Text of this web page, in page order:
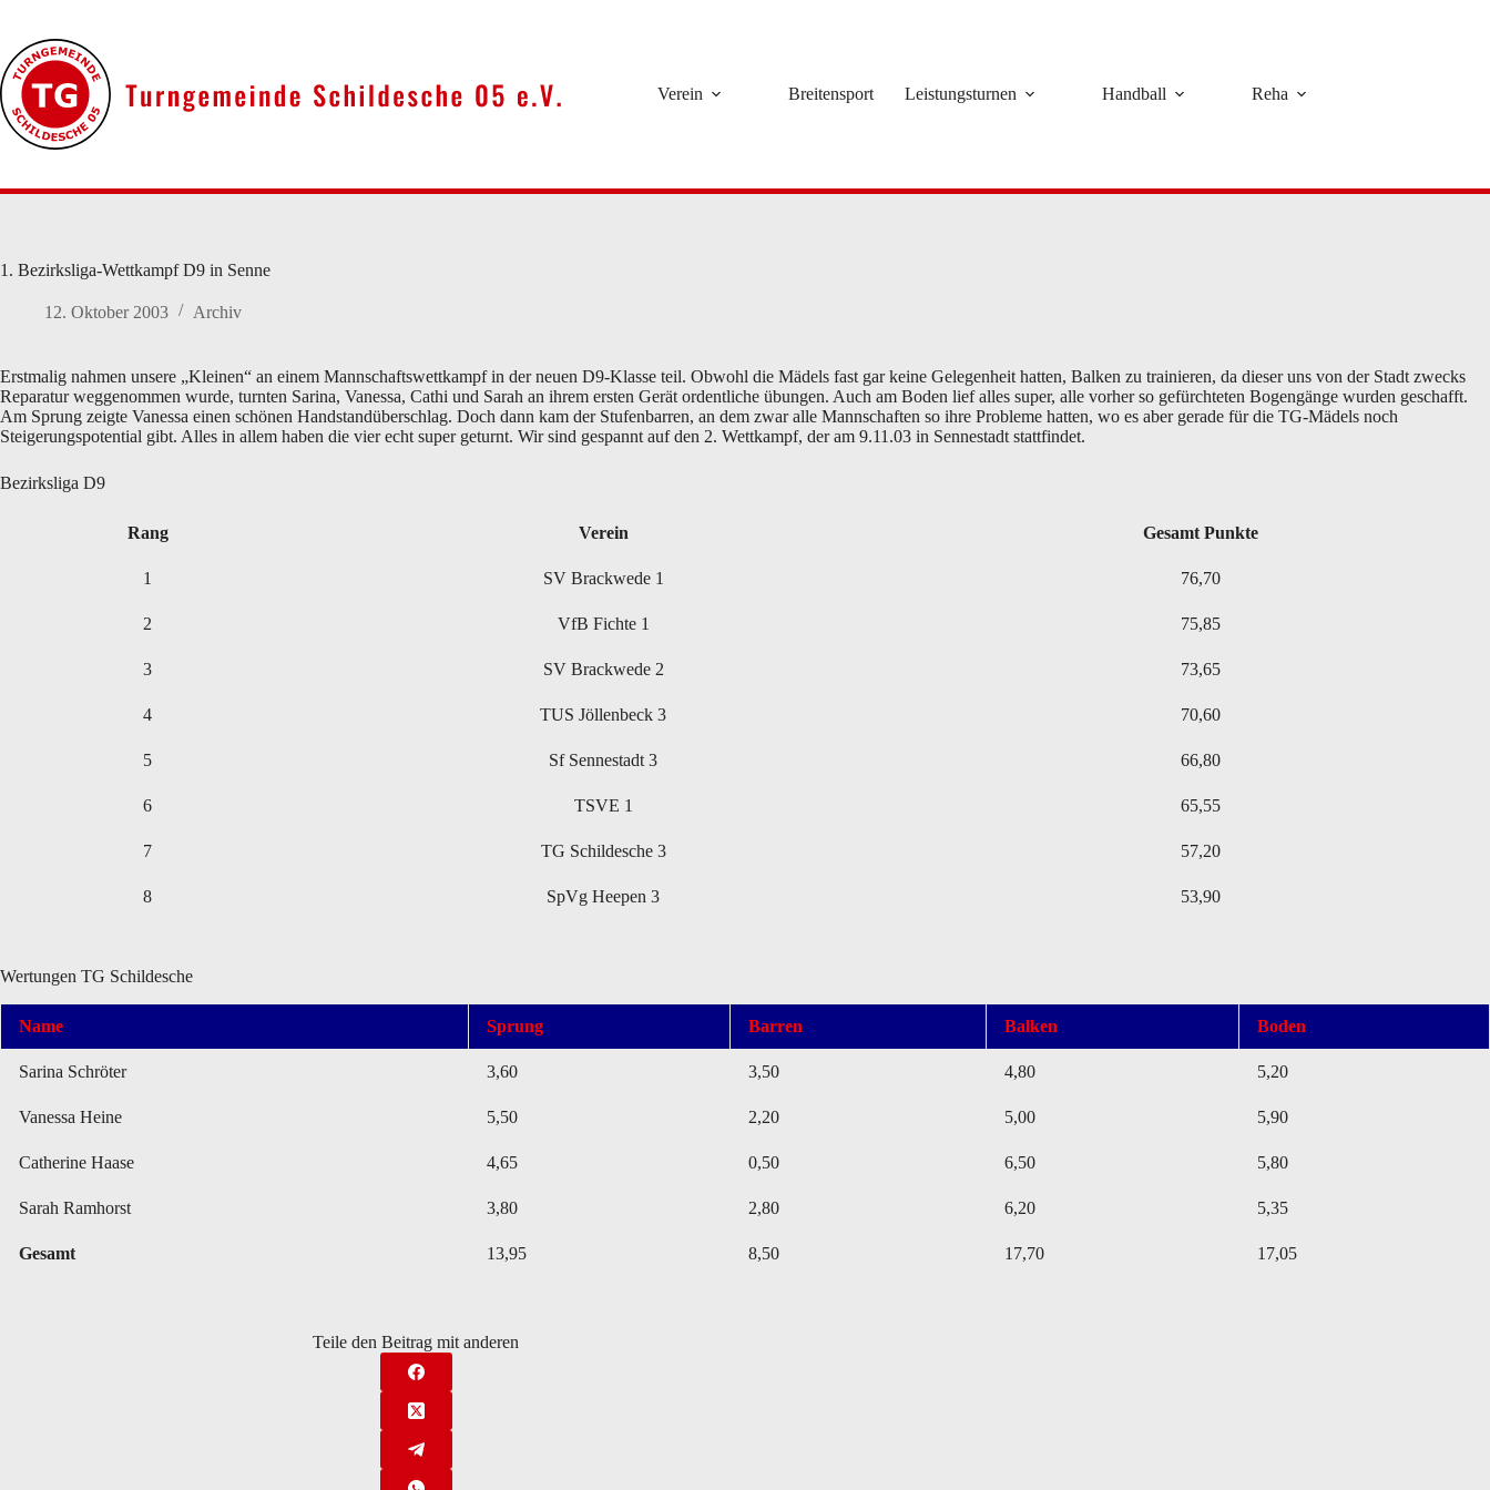
springen
Verein Breitensport Leistungsturnen Handball Reha
1. Bezirksliga-Wettkampf D9 in Senne
12. Oktober 2003 Archiv
Erstmalig nahmen unsere „Kleinen“ an einem Mannschaftswettkampf in der neuen D9-Klasse teil. Obwohl die Mädels fast gar keine Gelegenheit hatten, Balken zu trainieren, da dieser uns von der Stadt zwecks
Reparatur weggenommen wurde, turnten Sarina, Vanessa, Cathi und Sarah an ihrem ersten Gerät ordentliche übungen. Auch am Boden lief alles super, alle vorher so gefürchteten Bogengänge wurden geschafft.
Am Sprung zeigte Vanessa einen schönen Handstandüberschlag. Doch dann kam der Stufenbarren, an dem zwar alle Mannschaften so ihre Probleme hatten, wo es aber gerade für die TG-Mädels noch
Steigerungspotential gibt. Alles in allem haben die vier echt super geturnt. Wir sind gespannt auf den 2. Wettkampf, der am 9.11.03 in Sennestadt stattfindet.
Bezirksliga D9
Rang Verein Gesamt Punkte
1 SV Brackwede 1 76,70
2 VfB Fichte 1 75,85
3 SV Brackwede 2 73,65
4 TUS Jöllenbeck 3 70,60
5 Sf Sennestadt 3 66,80
6 TSVE 1 65,55
7 TG Schildesche 3 57,20
8 SpVg Heepen 3 53,90
Wertungen TG Schildesche
Name Sprung Barren Balken Boden
Sarina Schröter 3,60 3,50 4,80 5,20
Vanessa Heine 5,50 2,20 5,00 5,90
Catherine Haase 4,65 0,50 6,50 5,80
Sarah Ramhorst 3,80 2,80 6,20 5,35
Gesamt 13,95 8,50 17,70 17,05
Teile den Beitrag mit anderen